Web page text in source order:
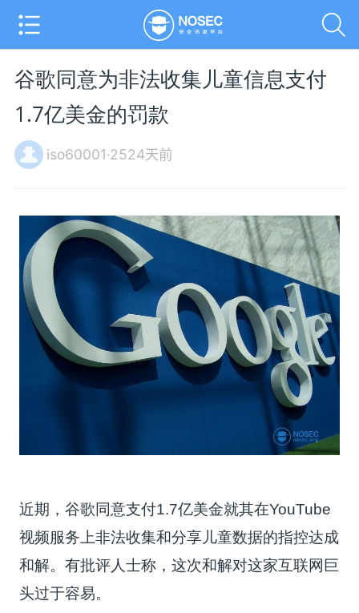
谷歌同意为非法收集儿童信息支付
1.7亿美金的罚款
iso60001·2524天前
近期，谷歌同意支付1.7亿美金就其在YouTube
视频服务上非法收集和分享儿童数据的指控达成
和解。有批评人士称，这次和解对这家互联网巨
头过于容易。